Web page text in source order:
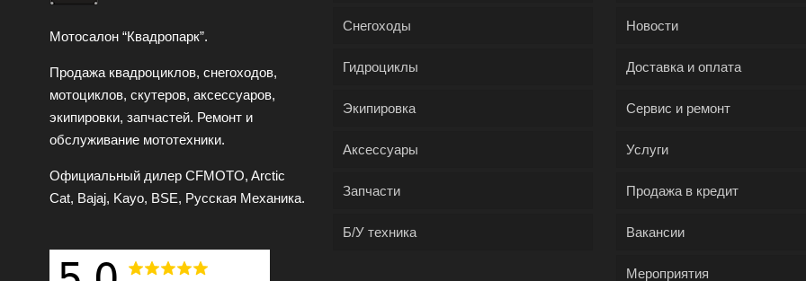
Мотосалон “Квадропарк”.
Продажа квадроциклов, снегоходов,
мотоциклов, скутеров, аксессуаров,
экипировки, запчастей. Ремонт и
обслуживание мототехники.
Официальный дилер CFMOTO, Arctic
Cat, Bajaj, Kayo, BSE, Русская Механика.
Снегоходы
Гидроциклы
Экипировка
Аксессуары
Запчасти
Б/У техника
Новости
Доставка и оплата
Сервис и ремонт
Услуги
Продажа в кредит
Вакансии
Мероприятия